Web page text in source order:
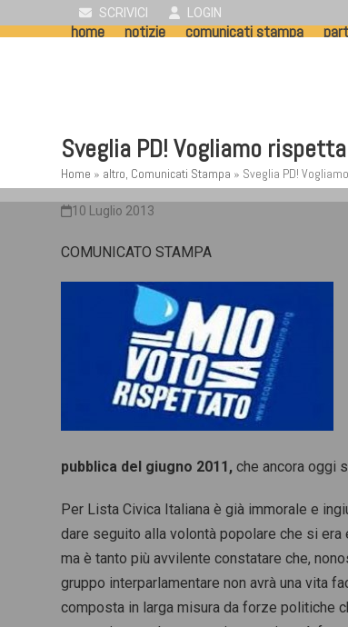
to
SCRIVICI LOGIN
home notizie comunicati stampa
Sveglia PD! Vogliamo
Home » altro, Comunicati Stampa » Sveglia PD!
10 Luglio 2013
COMUNICATO STAMPA
pubblica del giugno 2011,che ancora oggi
Per Lista Civica Italiana è già immorale e
dare seguito alla volontà popolare che si
ma è tanto più avvilente constatare che,
gruppo interparlamentare non avrà una vita
composta in larga misura da forze politiche